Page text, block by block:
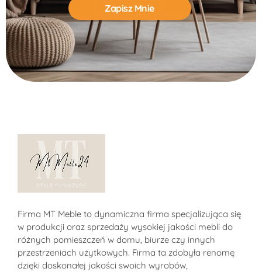
Alternative:
Firma MT Meble to dynamiczna firma specjalizująca się
w produkcji oraz sprzedaży wysokiej jakości mebli do
różnych pomieszczeń w domu, biurze czy innych
przestrzeniach użytkowych. Firma ta zdobyła renomę
dzięki doskonałej jakości swoich wyrobów,